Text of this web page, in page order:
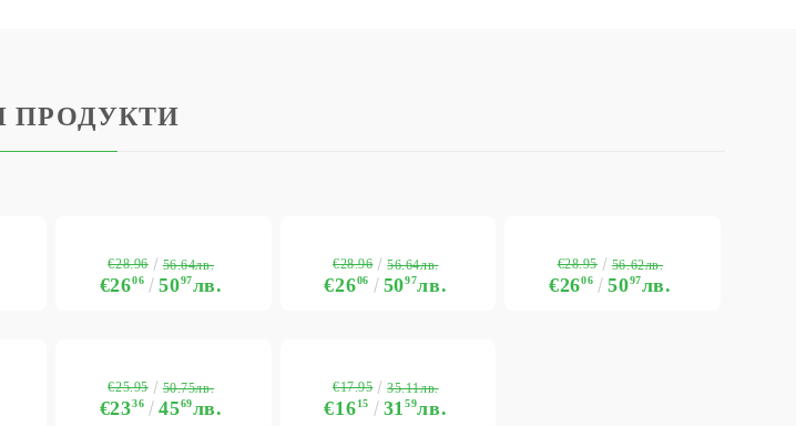
ПРОДУКТИ
€2606 5097лв.
€28.96 56.64лв.
€2606 5097лв.
€28.96 56.64лв.
€2606 5097лв.
€28.95 56.62лв.
€2336 4569лв.
€25.95 50.75лв.
€1615 3159лв.
€17.95 35.11лв.